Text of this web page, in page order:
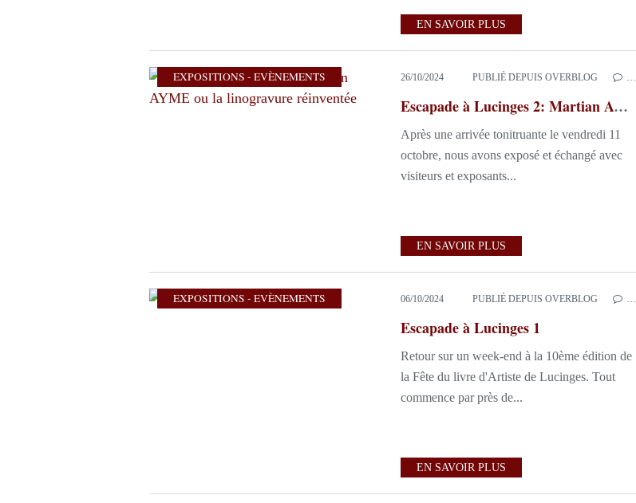
EN SAVOIR PLUS
EXPOSITIONS - EVÈNEMENTS 26/10/2024 PUBLIÉ DEPUIS OVERBLOG …
Escapade à Lucinges 2: Martian AYME ou la linogravure réinventée
Après une arrivée tonitruante le vendredi 11
octobre, nous avons exposé et échangé avec
visiteurs et exposants...
EN SAVOIR PLUS
EXPOSITIONS - EVÈNEMENTS 06/10/2024 PUBLIÉ DEPUIS OVERBLOG …
Escapade à Lucinges 1
Retour sur un week-end à la 10ème édition de
la Fête du livre d'Artiste de Lucinges. Tout
commence par près de...
EN SAVOIR PLUS